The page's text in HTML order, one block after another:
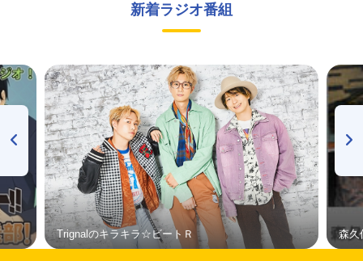
新着ラジオ番組
Trignalのキラキラ☆ビートＲ 森久